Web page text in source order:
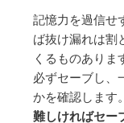
記憶力を過信せ
ば抜け漏れは割
くるものありま
必ずセーブし、
かを確認します。
難しければセー